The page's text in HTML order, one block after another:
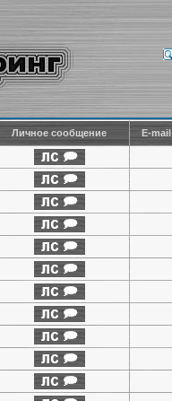
Личное сообщение E-